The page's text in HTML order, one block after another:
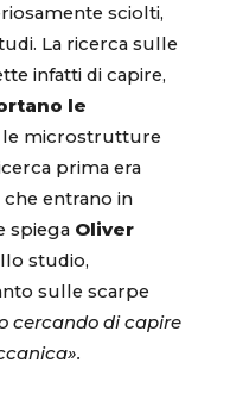
sciolti,
La ricerca sulle
infatti di capire,
le
microstrutture
prima era
entrano in
spiega Oliver
studio,
sulle scarpe
cercando di capire